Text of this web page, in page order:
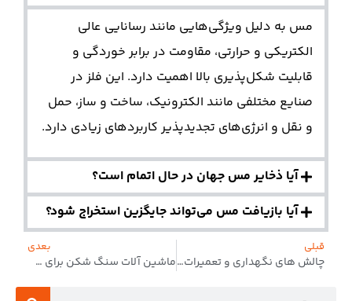
مس به دلیل ویژگی‌هایی مانند رسانایی عالی
الکتریکی و حرارتی، مقاومت در برابر خوردگی و
قابلیت شکل‌پذیری بالا اهمیت دارد. این فلز در
صنایع مختلفی مانند الکترونیک، ساخت و ساز، حمل
و نقل و انرژی‌های تجدیدپذیر کاربردهای زیادی دارد.
آیا ذخایر مس جهان در حال اتمام است؟
آیا بازیافت مس می‌تواند جایگزین استخراج شود؟
قبلی
چالش های نگهداری و تعمیرات ماشین آلات معدنی
بعدی
ماشین‌ آلات سنگ‌ شکن برای صنایع مس و آهن: بهترین انتخاب برای افزایش بهره‌وری